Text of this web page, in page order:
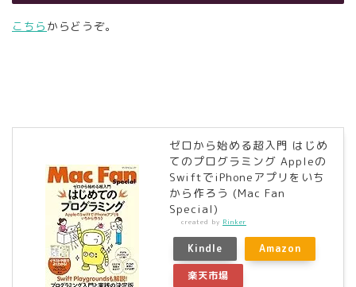
こちら からどうぞ。
ゼロから始める超入門 はじめ
てのプログラミング Appleの
SwiftでiPhoneアプリをいち
から作ろう (Mac Fan
Special)
created by Rinker
Kindle
Amazon
楽天市場